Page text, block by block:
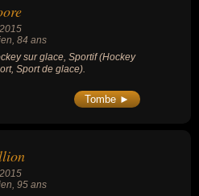
2015
, 84 ans
sur glace, Sportif (Hockey
Sport de glace).
Tombe ►
2015
, 95 ans